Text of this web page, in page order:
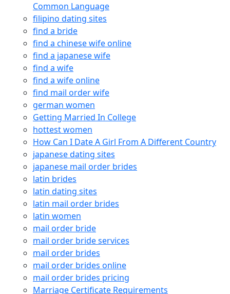
Common Language
filipino dating sites
find a bride
find a chinese wife online
find a japanese wife
find a wife
find a wife online
find mail order wife
german women
Getting Married In College
hottest women
How Can I Date A Girl From A Different Country
japanese dating sites
japanese mail order brides
latin brides
latin dating sites
latin mail order brides
latin women
mail order bride
mail order bride services
mail order brides
mail order brides online
mail order brides pricing
Marriage Certificate Requirements